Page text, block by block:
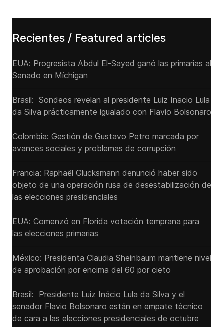
Recientes / Featured articles
EUA: Progresista Abdul El-Sayed ganó las primarias al
Senado ‌en Míchigan
Brasil: Sondeos revelan al presidente Luiz Inacio Lula
da Silva prácticamente igualado con Flavio Bolsonaro
Colombia: Gestión de Gustavo Petro marcada por
avances sociales y problemas de corrupción
Francia: Raphaël Glucksmann denunció haber sido
objeto de una operación rusa de desestabilización de
las elecciones presidenciales
EUA: Comenzó en Florida votación temprana para
las elecciones primarias
México: Presidenta Claudia Sheinbaum mantiene nivel
de aprobación por encima del 60 por cieto
Brasil: Presidente Luiz Inácio Lula da Silva y el
senador Flavio ‌Bolsonaro están en empate técnico
de cara a las ‌elecciones presidenciales de octubre